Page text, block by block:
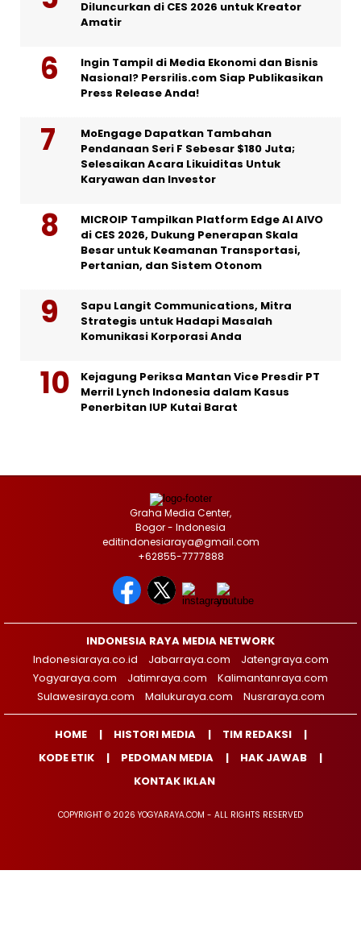
Diluncurkan di CES 2026 untuk Kreator
Amatir
Ingin Tampil di Media Ekonomi dan Bisnis
Nasional? Persrilis.com Siap Publikasikan
Press Release Anda!
MoEngage Dapatkan Tambahan
Pendanaan Seri F Sebesar $180 Juta;
Selesaikan Acara Likuiditas Untuk
Karyawan dan Investor
MICROIP Tampilkan Platform Edge AI AIVO
di CES 2026, Dukung Penerapan Skala
Besar untuk Keamanan Transportasi,
Pertanian, dan Sistem Otonom
Sapu Langit Communications, Mitra
Strategis untuk Hadapi Masalah
Komunikasi Korporasi Anda
Kejagung Periksa Mantan Vice Presdir PT
Merril Lynch Indonesia dalam Kasus
Penerbitan IUP Kutai Barat
Graha Media Center,
Bogor - Indonesia
editindonesiaraya@gmail.com
+62855-7777888
INDONESIA RAYA MEDIA NETWORK
Indonesiaraya.co.id
Jabarraya.com
Jatengraya.com
Yogyaraya.com
Jatimraya.com
Kalimantanraya.com
Sulawesiraya.com
Malukuraya.com Nusraraya.com
HOME HISTORI MEDIA
TIM REDAKSI
KODE ETIK
PEDOMAN MEDIA
HAK JAWAB
KONTAK IKLAN
COPYRIGHT © 2026 YOGYARAYA.COM - ALL RIGHTS RESERVED